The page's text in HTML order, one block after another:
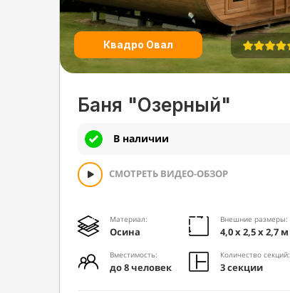
Квадро Овал
Баня "Озерный"
В наличии
СМОТРЕТЬ ВИДЕО-ОБЗОР
Материал:
Осина
Внешние размеры:
4,0 х 2,5 х 2,7 м
Вместимость:
до 8 человек
Количество секций:
3 секции